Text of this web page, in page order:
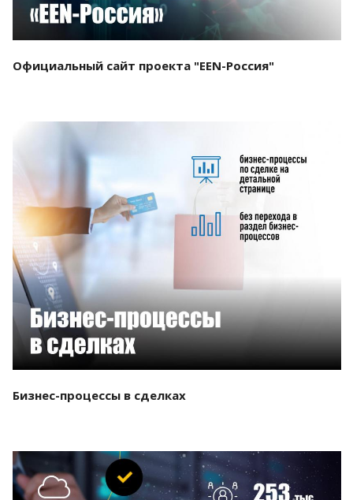
Официальный сайт проекта "EEN-Россия"
Бизнес-процессы в сделках